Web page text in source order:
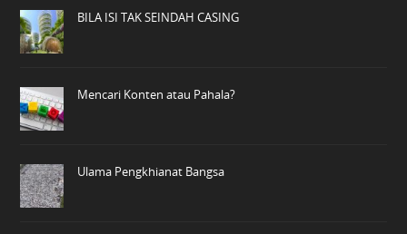
BILA ISI TAK SEINDAH CASING
Mencari Konten atau Pahala?
Ulama Pengkhianat Bangsa